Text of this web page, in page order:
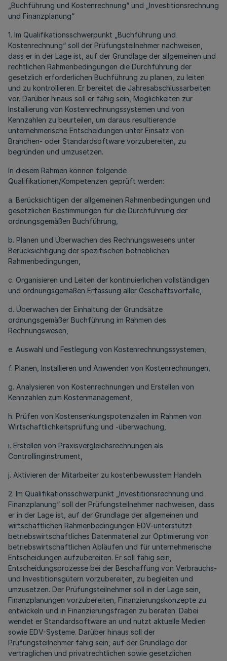
„Buchführung und Kostenrechnung“ und „Investitionsrechnung
und Finanzplanung“
1. Im Qualifikationsschwerpunkt „Buchführung und
Kostenrechnung“ soll der Prüfungsteilnehmer nachweisen,
dass er in der Lage ist, auf der Grundlage der allgemeinen und
rechtlichen Rahmenbedingungen die Durchführung der
gesetzlich erforderlichen Buchführung zu planen, zu leiten
und zu kontrollieren. Er bereitet die Jahresabschlussarbeiten
vor. Darüber hinaus soll er fähig sein, Möglichkeiten zur
Installierung von Kostenrechnungssystemen und von
Kennzahlen zu beurteilen, um daraus resultierende
unternehmerische Entscheidungen unter Einsatz von
Branchen- oder Standardsoftware vorzubereiten, zu
begründen und umzusetzen.
In diesem Rahmen können folgende
Qualifikationen/Kompetenzen geprüft werden:
a. Berücksichtigen der allgemeinen Rahmenbedingungen und
gesetzlichen Bestimmungen für die Durchführung der
ordnungsgemäßen Buchführung,
b. Planen und Überwachen des Rechnungswesens unter
Berücksichtigung der spezifischen betrieblichen
Rahmenbedingungen,
c. Organisieren und Leiten der kontinuierlichen vollständigen
und ordnungsgemäßen Erfassung aller Geschäftsvorfälle,
d. Überwachen der Einhaltung der Grundsätze
ordnungsgemäßer Buchführung im Rahmen des
Rechnungswesen,
e. Auswahl und Festlegung von Kostenrechnungssystemen,
f. Planen, Installieren und Anwenden von Kostenrechnungen,
g. Analysieren von Kostenrechnungen und Erstellen von
Kennzahlen zum Kostenmanagement,
h. Prüfen von Kostensenkungspotenzialen im Rahmen von
Wirtschaftlichkeitsprüfung und -überwachung,
i. Erstellen von Praxisvergleichsrechnungen als
Controllinginstrument,
j. Aktivieren der Mitarbeiter zu kostenbewusstem Handeln.
2. Im Qualifikationsschwerpunkt „Investitionsrechnung und
Finanzplanung“ soll der Prüfungsteilnehmer nachweisen, dass
er in der Lage ist, auf der Grundlage der allgemeinen und
wirtschaftlichen Rahmenbedingungen EDV-unterstützt
betriebswirtschaftliches Datenmaterial zur Optimierung von
betriebswirtschaftlichen Abläufen und für unternehmerische
Entscheidungen aufzubereiten. Er soll fähig sein,
Entscheidungsprozesse bei der Beschaffung von Verbrauchs-
und Investitionsgütern vorzubereiten, zu begleiten und
umzusetzen. Der Prüfungsteilnehmer soll in der Lage sein,
Finanzplanungen vorzubereiten, Finanzierungskonzepte zu
entwickeln und in Finanzierungsfragen zu beraten. Dabei
wendet er Standardsoftware an und nutzt aktuelle Medien
sowie EDV-Systeme. Darüber hinaus soll der
Prüfungsteilnehmer fähig sein, auf der Grundlage der
vertraglichen und privatrechtlichen sowie gesetzlichen